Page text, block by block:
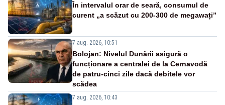
În intervalul orar de seară, consumul de
curent „a scăzut cu 200-300 de megawați”
7 aug. 2026, 10:51
Bolojan: Nivelul Dunării asigură o
funcționare a centralei de la Cernavodă
de patru-cinci zile dacă debitele vor
scădea
7 aug. 2026, 10:43